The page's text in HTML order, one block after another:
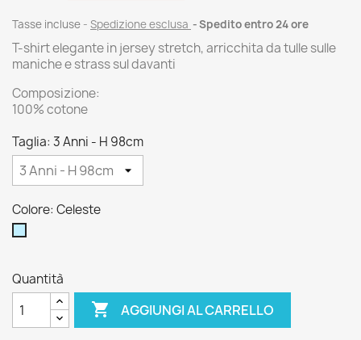
Tasse incluse Spedizione esclusa Spedito entro 24 ore
T-shirt elegante in jersey stretch, arricchita da tulle sulle
maniche e strass sul davanti
Composizione:
100% cotone
Taglia: 3 Anni - H 98cm
Colore: Celeste
Quantità
 AGGIUNGI AL CARRELLO